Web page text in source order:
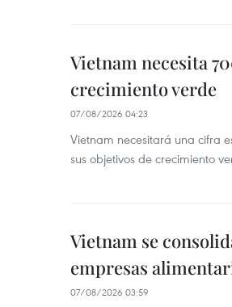
Vietnam necesita
crecimiento verde
07/08/2026 04:23
Vietnam necesitará una cifra
sus objetivos de crecimiento
Vietnam se
empresas
07/08/2026 03:59